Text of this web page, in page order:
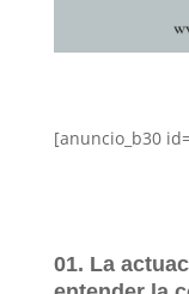
[anuncio_b30
01. La